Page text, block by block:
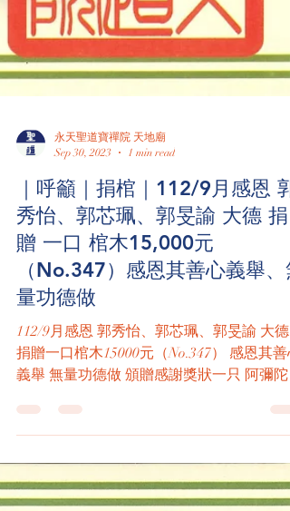
永天聖道寶禪院 天地廟
Sep 30, 2023
1 min read
｜呼籲｜捐棺｜112/9月感恩 郭
秀怡、郭芯珮、郭旻諭 大德 捐
贈 一口 棺木15,000元
（No.347）感恩其善心義舉、
量功德做
112/9月感恩 郭秀怡、郭芯珮、郭旻諭 大德
捐贈一口棺木15000元（No.347） 感恩其善
更要善『做善事培德』 ※...